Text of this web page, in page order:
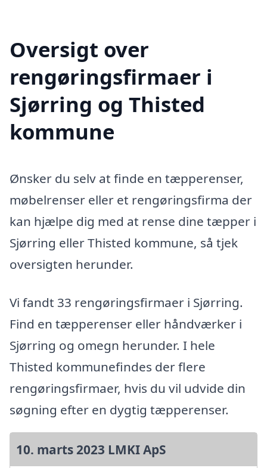
Oversigt over
rengøringsfirmaer i
Sjørring og Thisted
kommune
Ønsker du selv at finde en tæpperenser,
møbelrenser eller et rengøringsfirma der
kan hjælpe dig med at rense dine tæpper i
Sjørring eller Thisted kommune, så tjek
oversigten herunder.
Vi fandt 33 rengøringsfirmaer i Sjørring.
Find en tæpperenser eller håndværker i
Sjørring og omegn herunder. I hele
Thisted kommunefindes der flere
rengøringsfirmaer, hvis du vil udvide din
søgning efter en dygtig tæpperenser.
10. marts 2023 LMKI ApS